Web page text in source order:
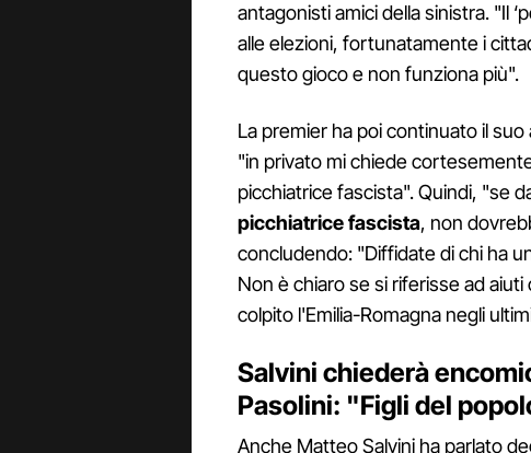
antagonisti amici della sinistra. "Il
alle elezioni, fortunatamente i
questo gioco e non funziona più".
La premier ha poi continuato il
"in privato mi chiede
picchiatrice fascista". Quindi, "se
picchiatrice fascista, non
concludendo: "Diffidate di chi ha
Non è chiaro se si riferisse ad
colpito l'Emilia-Romagna negli
Salvini chiederà
Pasolini: "Figli del
Anche Matteo Salvini ha parlato